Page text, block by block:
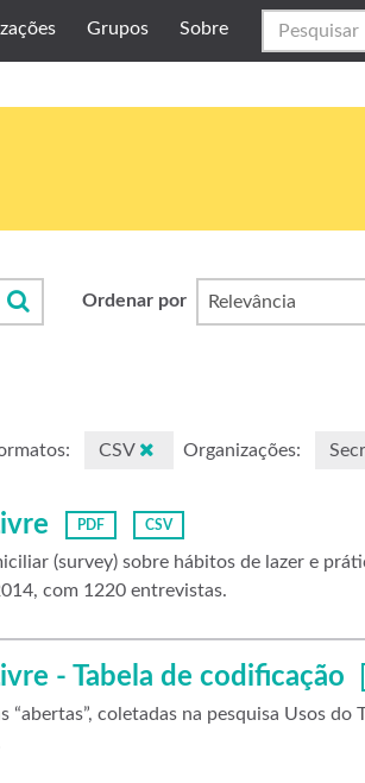
Grupos Sobre
Ordenar por
CSV Organizações:
PDF CSV
(survey) sobre hábitos de lazer e
com 1220 entrevistas.
- Tabela de codificação
coletadas na pesquisa Usos do